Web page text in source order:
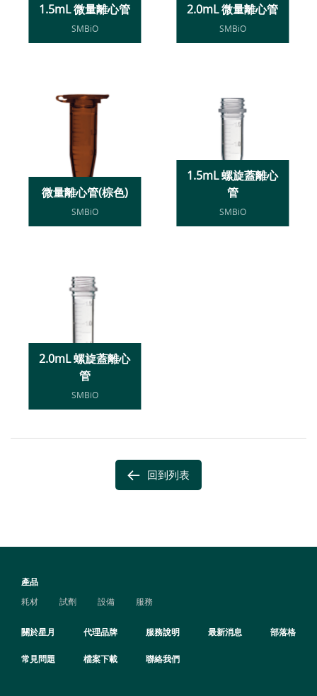
1.5mL 微量離心管
SMBiO
2.0mL 微量離心管
SMBiO
微量離心管(棕色)
SMBiO
1.5mL 螺旋蓋離心
管
SMBiO
2.0mL 螺旋蓋離心
管
SMBiO
回到列表
產品
耗材
試劑 設備 服務
關於星月 代理品牌 服務說明 最新消息 部落格
常見問題 檔案下載 聯絡我們